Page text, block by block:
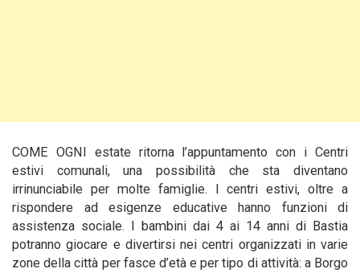
COME OGNI estate ritorna l’appuntamento con i Centri
estivi comunali, una possibilità che sta diventano
irrinunciabile per molte famiglie. I centri estivi, oltre a
rispondere ad esigenze educative hanno funzioni di
assistenza sociale. I bambini dai 4 ai 14 anni di Bastia
potranno giocare e divertirsi nei centri organizzati in varie
zone della città per fasce d’età e per tipo di attività: a Borgo